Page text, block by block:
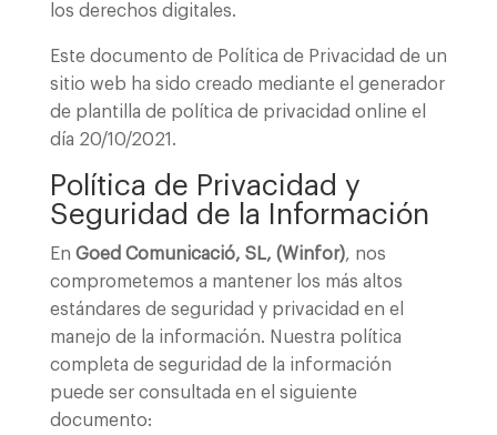
los derechos digitales.
Este documento de Política de Privacidad de un
sitio web ha sido creado mediante el generador
de plantilla de política de privacidad online el
día 20/10/2021.
Política de Privacidad y
Seguridad de la Información
En Goed Comunicació, SL, (Winfor), nos
comprometemos a mantener los más altos
estándares de seguridad y privacidad en el
manejo de la información. Nuestra política
completa de seguridad de la información
puede ser consultada en el siguiente
documento: